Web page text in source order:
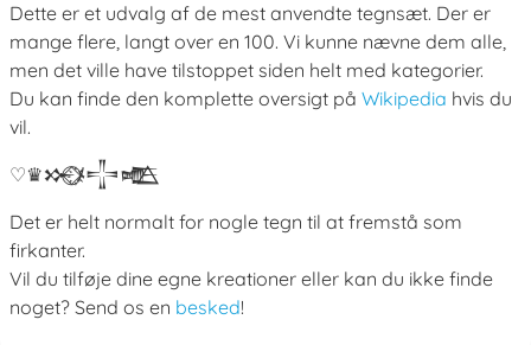
Dette er et udvalg af de mest anvendte tegnsæt. Der er
mange flere, langt over en 100. Vi kunne nævne dem alle,
men det ville have tilstoppet siden helt med kategorier.
Du kan finde den komplette oversigt på Wikipedia hvis du
vil.
♡♛𒁍ﾒ𒋲𒍫
Det er helt normalt for nogle tegn til at fremstå som
firkanter.
Vil du tilføje dine egne kreationer eller kan du ikke finde
noget? Send os en besked!